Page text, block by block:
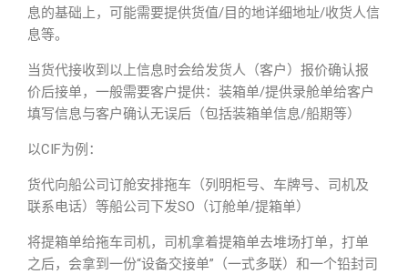
息的基础上，可能需要提供货值/目的地详细地址/收货人信
息等。
当货代接收到以上信息时会给发货人（客户）报价确认报
价后接单，一般需要客户提供：装箱单/提供录舱单给客户
填写信息与客户确认无误后（包括装箱单信息/船期等）
以CIF为例：
货代向船公司订舱安排拖车（列明柜号、车牌号、司机及
联系电话）等船公司下发SO（订舱单/提箱单）
将提箱单给拖车司机，司机拿着提箱单去堆场打单，打单
之后，会拿到一份“设备交接单”（一式多联）和一个铅封司